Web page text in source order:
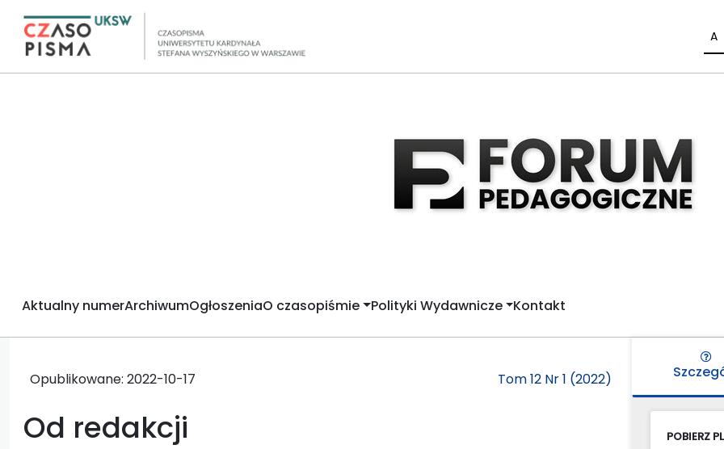
A
Aktualny numerArchiwumOgłoszeniaO czasopiśmie Polityki Wydawnicze Kontakt
Opublikowane: 2022-10-17 Tom 12 Nr 1 (2022)
Od redakcji POBIERZ